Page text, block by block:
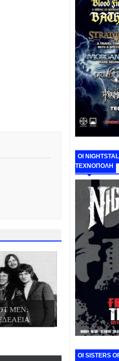
MEN:
ΟΙ
ΤΕΧΝΟΠΟΛΗ
ΟΙ SISTERS